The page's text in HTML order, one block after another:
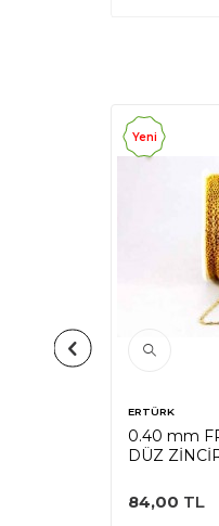
Yeni
ERTÜRK
0.40 mm
DÜZ
84,00 TL